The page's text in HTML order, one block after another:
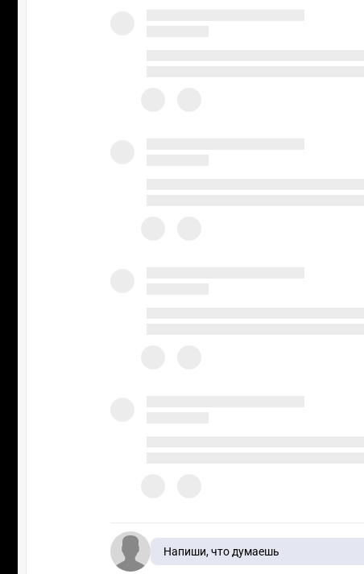
Напиши, что думаешь